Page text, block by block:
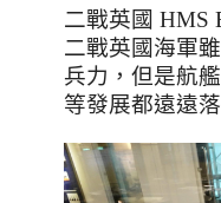
二戰英國 HMS
二戰英國海軍
兵力，但是航
等發展都遠遠